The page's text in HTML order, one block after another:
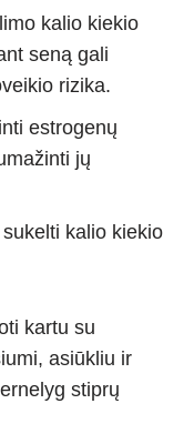
kalio kiekio
seną gali
rizika.
estrogenų
jų
kalio kiekio
kartu su
asiūkliu ir
stiprų